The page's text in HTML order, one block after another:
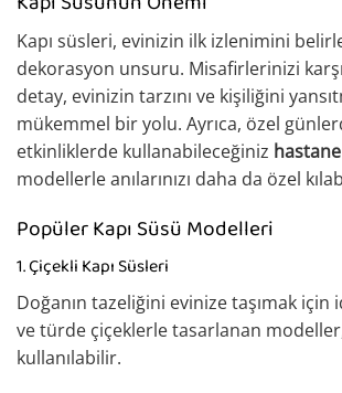
Kapı süsleri, evinizin ilk izlenimini
dekorasyon unsuru. Misafirlerinizi
detay, evinizin tarzını ve kişiliğini
mükemmel bir yolu. Ayrıca, özel
etkinliklerde kullanabileceğiniz
modellerle anılarınızı daha da özel
Popüler Kapı Süsü Modelleri
1. Çiçekli Kapı Süsleri
Doğanın tazeliğini evinize taşımak için
ve türde çiçeklerle tasarlanan
kullanılabilir.